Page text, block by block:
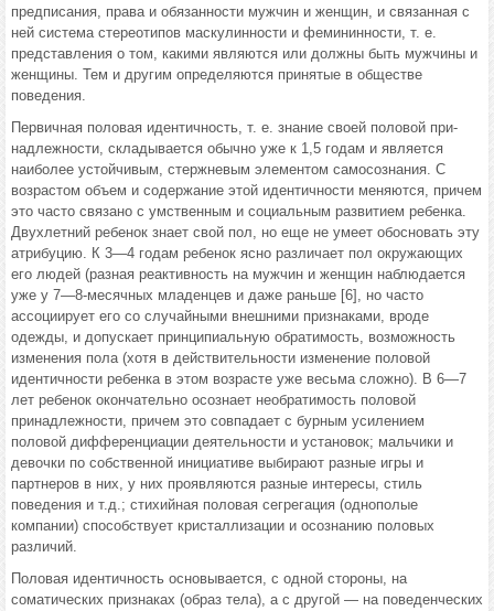
предписания, права и обязанности мужчин и женщин, и связанная с
ней система стереотипов маскулинности и фемининности, т. е.
представления о том, какими являются или должны быть мужчины и
женщины. Тем и другим определяются принятые в обществе
поведения.
Первичная половая идентичность, т. е. знание своей половой при­
надлежности, складывается обычно уже к 1,5 годам и является
наибо­лее устойчивым, стержневым элементом самосознания. С
возрастом объем и содержание этой идентичности меняются, причем
это часто связано с умственным и социальным развитием ребенка.
Двухлетний ребенок знает свой пол, но еще не умеет обосновать эту
атрибуцию. К 3—4 годам ребенок ясно различает пол окружающих
его людей (раз­ная реактивность на мужчин и женщин наблюдается
уже у 7—8-месяч­ных младенцев и даже раньше [6], но часто
ассоциирует его со слу­чайными внешними признаками, вроде
одежды, и допускает принципи­альную обратимость, возможность
изменения пола (хотя в действитель­ности изменение половой
идентичности ребенка в этом возрасте уже весьма сложно). В 6—7
лет ребенок окончательно осознает необрати­мость половой
принадлежности, причем это совпадает с бурным усиле­нием
половой дифференциации деятельности и установок; мальчики и
девочки по собственной инициативе выбирают разные игры и
партнеров в них, у них проявляются разные интересы, стиль
поведения и т.д.; стихийная половая сегрегация (однополые
компании) способствует кристаллизации и осознанию половых
различий.
Половая идентичность основывается, с одной стороны, на
соматических признаках (образ тела), а с другой — на поведенческих